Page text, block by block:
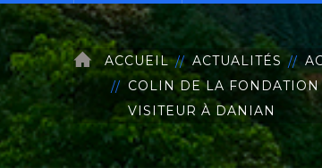
ACCUEIL ACTUALITÉS
COLIN DE LA
VISITEUR À DANIAN